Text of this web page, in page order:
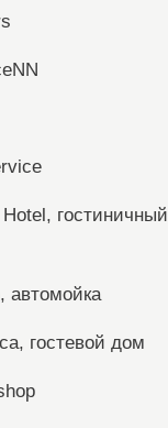
гостиничный
автомойка
гостевой дом